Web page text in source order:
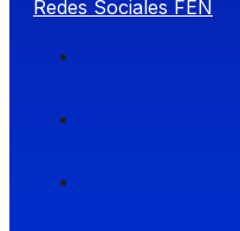
Redes Sociales FEN